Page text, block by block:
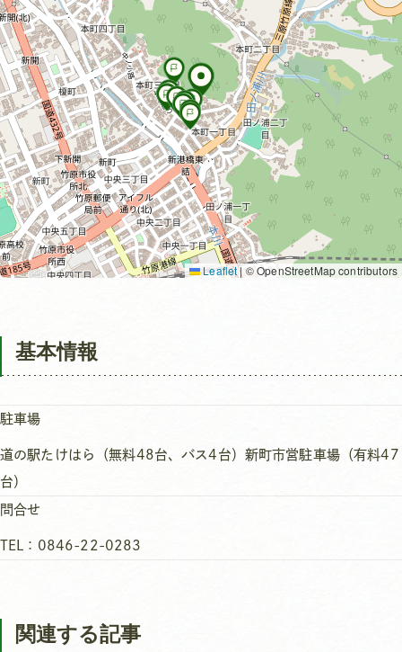
Leaflet|© OpenStreetMap contributors
基本情報
駐車場
道の駅たけはら（無料48台、バス4台）新町市営駐車場（有料47
台）
問合せ
TEL：0846-22-0283
関連する記事